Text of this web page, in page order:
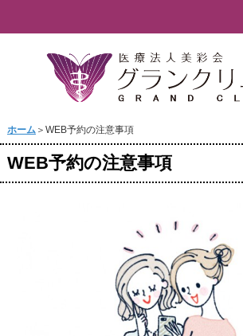
ホーム＞WEB予約の注意事項
WEB予約の注意事項